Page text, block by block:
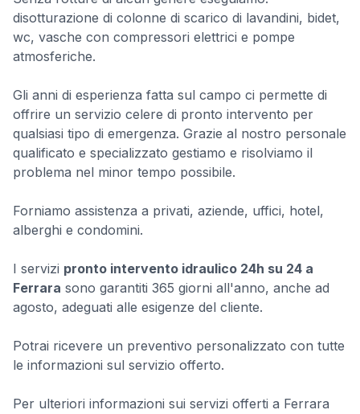
disotturazione di colonne di scarico di lavandini, bidet,
wc, vasche con compressori elettrici e pompe
atmosferiche.
Gli anni di esperienza fatta sul campo ci permette di
offrire un servizio celere di pronto intervento per
qualsiasi tipo di emergenza. Grazie al nostro personale
qualificato e specializzato gestiamo e risolviamo il
problema nel minor tempo possibile.
Forniamo assistenza a privati, aziende, uffici, hotel,
alberghi e condomini.
I servizi pronto intervento idraulico 24h su 24 a
Ferrara sono garantiti 365 giorni all'anno, anche ad
agosto, adeguati alle esigenze del cliente.
Potrai ricevere un preventivo personalizzato con tutte
le informazioni sul servizio offerto.
Per ulteriori informazioni sui servizi offerti a Ferrara